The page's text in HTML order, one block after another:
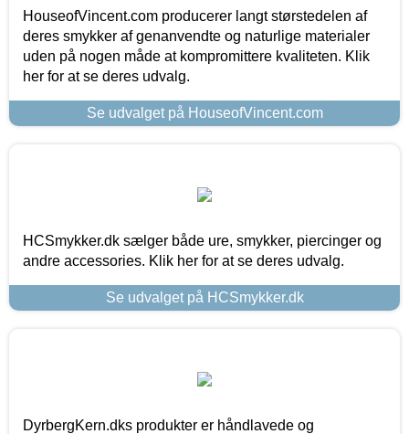
HouseofVincent.com producerer langt størstedelen af
deres smykker af genanvendte og naturlige materialer
uden på nogen måde at kompromittere kvaliteten. Klik
her for at se deres udvalg.
Se udvalget på HouseofVincent.com
HCSmykker.dk sælger både ure, smykker, piercinger og
andre accessories. Klik her for at se deres udvalg.
Se udvalget på HCSmykker.dk
DyrbergKern.dks produkter er håndlavede og